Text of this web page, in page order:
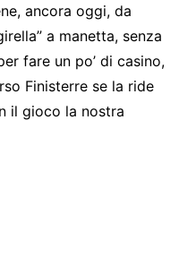
ancora oggi, da
a manetta, senza
fare un po’ di casino,
Finisterre se la ride
il gioco la nostra